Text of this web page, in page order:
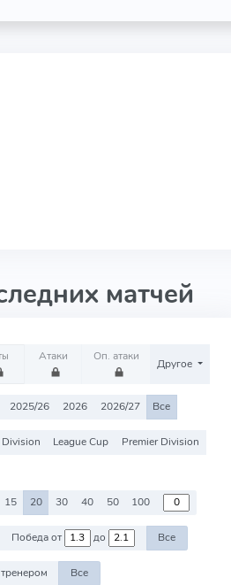
матчей
Атаки Оп. атаки
Другое
2025/26 2026 2026/27 Все
League Cup
Premier Division
15 20 30 40 50 100
Победа от до Все
Все